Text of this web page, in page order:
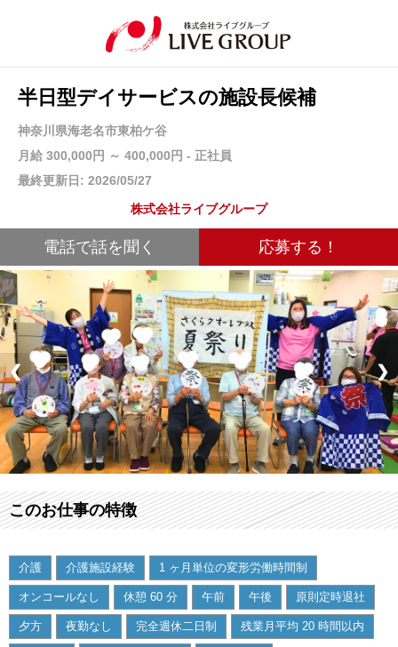
半日型デイサービスの施設長候補
神奈川県海老名市東柏ケ谷
月給 300,000円 ～ 400,000円 - 正社員
最終更新日: 2026/05/27
株式会社ライブグループ
電話で話を聞く 応募する！
❮ ❯
このお仕事の特徴
介護 介護施設経験 1 ヶ月単位の変形労働時間制
オンコールなし 休憩 60 分 午前 午後 原則定時退社
夕方 夜勤なし 完全週休二日制 残業月平均 20 時間以内